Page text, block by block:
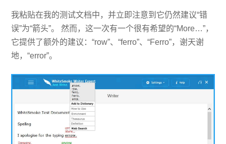
我粘贴在我的测试文档中，并立即注意到它仍然建议“错
误”为“箭头”。 然而，这一次有一个很有希望的“More…”，
它提供了额外的建议：“row”、“ferro”、“Ferro”，谢天谢
地，“error”。